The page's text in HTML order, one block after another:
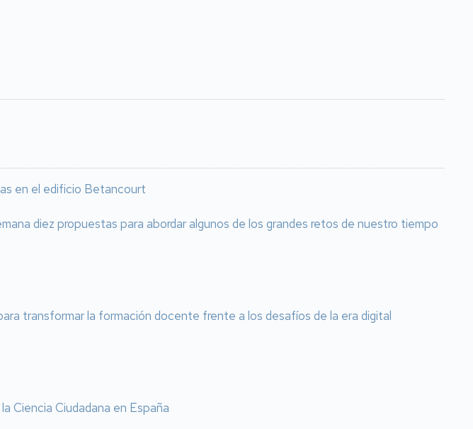
en el edificio Betancourt
diez propuestas para abordar algunos de los grandes retos de nuestro tiempo
transformar la formación docente frente a los desafíos de la era digital
Ciencia Ciudadana en España